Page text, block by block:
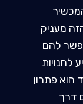
מעניק
להם
הוא פתרון
דרך